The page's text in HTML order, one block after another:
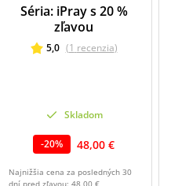
Séria: iPray s 20 %
zľavou
5,0 (1 recenzia)
Skladom
-20% 48,00 €
Najnižšia cena za posledných 30
dní pred zľavou: 48,00 €